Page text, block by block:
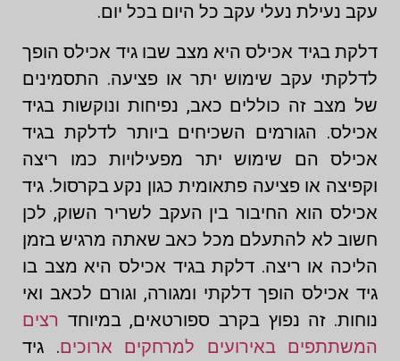
עקב נעילת נעלי עקב כל היום בכל יום.
דלקת בגיד אכילס היא מצב שבו גיד אכילס הופך
לדלקתי עקב שימוש יתר או פציעה. התסמינים
של מצב זה כוללים כאב, נפיחות ונוקשות בגיד
אכילס. הגורמים השכיחים ביותר לדלקת בגיד
אכילס הם שימוש יתר מפעילויות כמו ריצה
וקפיצה או פציעה פתאומית כגון נקע בקרסול. גיד
אכילס הוא החיבור בין העקב לשריר השוק, לכן
חשוב לא להתעלם מכל כאב שאתה מרגיש בזמן
הליכה או ריצה. דלקת בגיד אכילס היא מצב בו
גיד אכילס הופך דלקתי ומגורה, וגורם לכאב ואי
נוחות. זה נפוץ בקרב ספורטאים, במיוחד רצים
המשתתפים באירועים למרחקים ארוכים. גיד